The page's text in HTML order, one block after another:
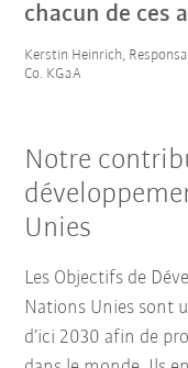
chacun de ces
Kerstin Heinrich,
Co. KGaA
Notre
Unies
Les Objectifs de
Nations Unies sont
d’ici 2030 afin de